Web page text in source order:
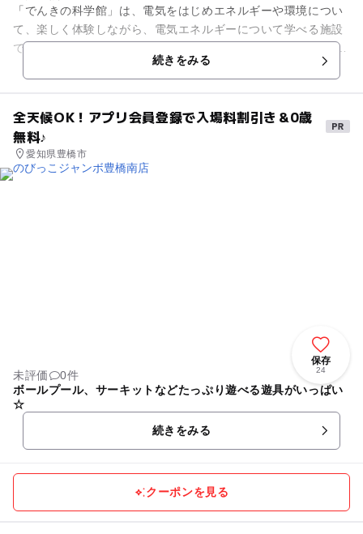
「でんきの科学館」は、電気をはじめエネルギーや環境につい
て、楽しく体験しながら、電気エネルギーについて学べる施設
です。 さまざまな角度から電気について探る「展示室」のほ
続きをみる
全天候OK！アプリ会員登録で入場料割引き＆0歳
無料♪
愛知県豊橋市
保存
24
未評価
0件
ボールプール、サーキットなどたっぷり遊べる遊具がいっぱい
☆
続きをみる
クーポンを見る